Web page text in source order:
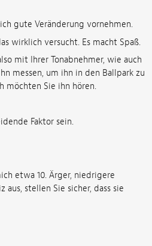
gute Veränderung vornehmen.
wirklich versucht. Es macht Spaß.
mit Ihrer Tonabnehmer, wie auch
messen, um ihn in den Ballpark zu
möchten Sie ihn hören.
Faktor sein.
etwa 10. Ärger, niedrigere
stellen Sie sicher, dass sie